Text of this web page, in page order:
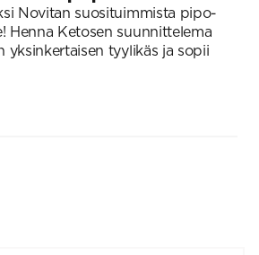
Novitan suosituimmista pipo-
Henna Ketosen suunnittelema
yksinkertaisen tyylikäs ja sopii